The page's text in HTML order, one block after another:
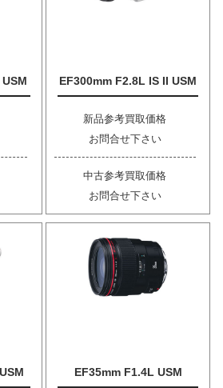
EF300mm F2.8L IS II USM
新品参考買取価格
お問合せ下さい
中古参考買取価格
お問合せ下さい
EF35mm F1.4L USM